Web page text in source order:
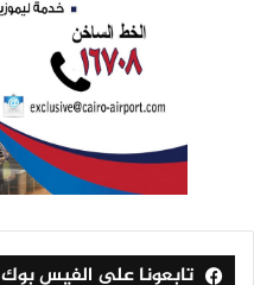
تابعونا على الفيس بوك